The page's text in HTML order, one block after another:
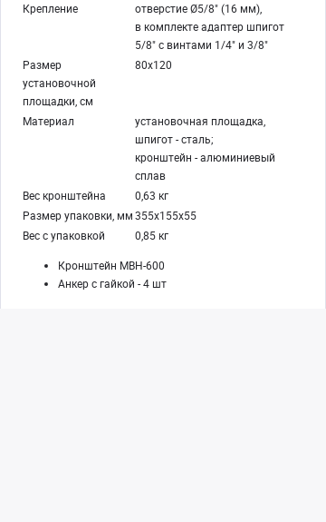
Крепление
отверстие Ø5/8" (16 мм),
в комплекте адаптер шпигот
5/8" с винтами 1/4" и 3/8"
Размер
установочной
площадки, см
80х120
Материал
установочная площадка,
шпигот - сталь;
кронштейн - алюминиевый
сплав
Вес кронштейна
0,63 кг
Размер упаковки, мм355х155х55
Вес с упаковкой
0,85 кг
Кронштейн MBH-600
Анкер с гайкой - 4 шт